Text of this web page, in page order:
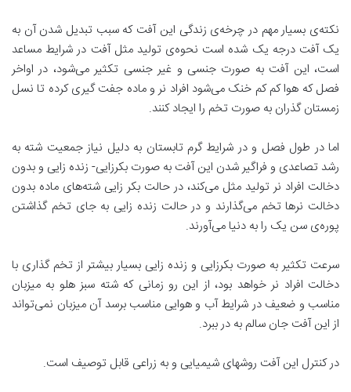
نکته‌ی بسیار مهم در چرخه‌ی زندگی این آفت که سبب تبدیل شدن آن به
یک آفت درجه یک شده است نحوه‌ی تولید مثل آفت در شرایط مساعد
است، این آفت به صورت جنسی و غیر جنسی تکثیر می‌شود، در اواخر
فصل که هوا کم کم خنک می‌شود افراد نر و ماده جفت گیری کرده تا نسل
زمستان گذران به صورت تخم را ایجاد کنند.
اما در طول فصل و در شرایط گرم تابستان به دلیل نیاز جمعیت شته به
رشد تصاعدی و فراگیر شدن این آفت به صورت بکرزایی- زنده زایی و بدون
دخالت افراد نر تولید مثل می‌کند، در حالت بکر زایی شته‌های ماده بدون
دخالت نرها تخم می‌گذارند و در حالت زنده زایی به جای تخم گذاشتن
پوره‌ی سن یک را به دنیا می‌آورند.
سرعت تکثیر به صورت بکرزایی و زنده زایی بسیار بیشتر از تخم گذاری با
دخالت افراد نر خواهد بود، از این رو زمانی که شته سبز هلو به میزبان
مناسب و ضعیف در شرایط آب و هوایی مناسب برسد آن میزبان نمی‌تواند
از این آفت جان سالم به در ببرد.
در کنترل این آفت روشهای شیمیایی و به زراعی قابل توصیف است.